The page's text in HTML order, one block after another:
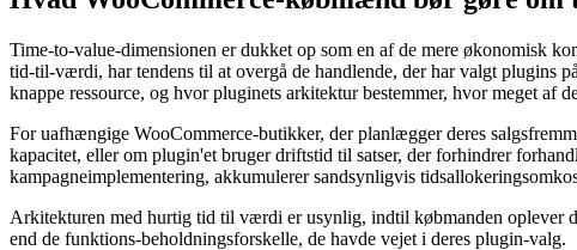
Time-to-value-dimensionen er dukket op som en af ​​de mere økonomisk
tid-til-værdi, har tendens til at overgå de handlende, der har valgt plugins
knappe ressource, og hvor pluginets arkitektur bestemmer, hvor meget
For uafhængige WooCommerce-butikker, der planlægger deres
kapacitet, eller om plugin'et bruger driftstid til satser, der forhindrer
kampagneimplementering, akkumulerer sandsynligvis
Arkitekturen med hurtig tid til værdi er usynlig, indtil købmanden oplever
end de funktions-beholdningsforskelle, de havde vejet i deres plugin-valg.